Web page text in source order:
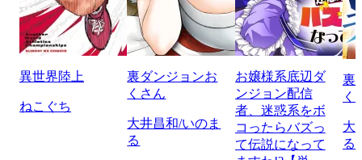
異世界陸上
ねこぐち
裏ダンジョンお
くさん
大井昌和/いのま
る
お嬢様系底辺ダ
ンジョン配信
者、迷惑系をボ
コったらバズっ
て伝説になって
裏
く
大
る